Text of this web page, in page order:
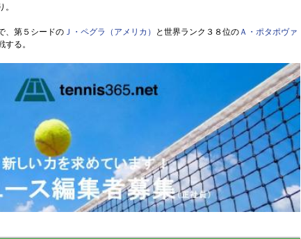
、第５シードの Ｊ・ペグラ（アメリカ） と世界ランク３８位のＡ・ポタポヴァ
する。